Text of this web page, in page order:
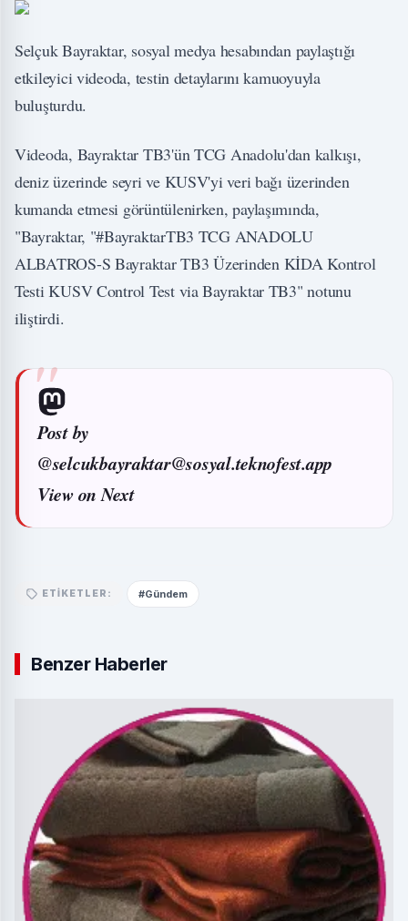
Selçuk Bayraktar, sosyal medya hesabından paylaştığı
etkileyici videoda, testin detaylarını kamuoyuyla
buluşturdu.
Videoda, Bayraktar TB3'ün TCG Anadolu'dan kalkışı,
deniz üzerinde seyri ve KUSV'yi veri bağı üzerinden
kumanda etmesi görüntülenirken, paylaşımında,
"Bayraktar, "#BayraktarTB3 TCG ANADOLU
ALBATROS-S Bayraktar TB3 Üzerinden KİDA Kontrol
Testi KUSV Control Test via Bayraktar TB3" notunu
iliştirdi.
Post by
@selcukbayraktar@sosyal.teknofest.app
View on Next
ETIKETLER: #Gündem
Benzer Haberler